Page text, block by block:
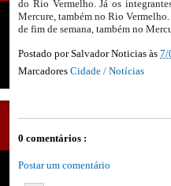
do Rio Vermelho. Já os
Mercure, também no Rio Vermelho.
de fim de semana, também no
Postado porSalvador Noticias às 7/
Marcadores Cidade / Notícias
0 comentários :
Postar um comentário